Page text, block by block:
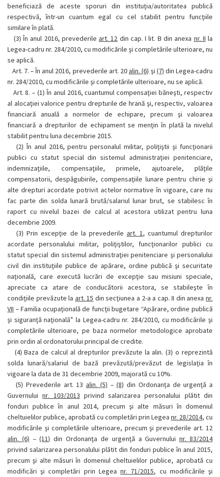
beneficiază de aceste sporuri din instituţia/autoritatea publică
respectivă, într-un cuantum egal cu cel stabilit pentru funcţiile
similare în plată.
(3) În anul 2016, prevederileart. 12 din cap. I lit. B din anexa nr. II la
Legea-cadru nr. 284/2010, cu modificările şi completările ulterioare, nu
se aplică.
Art. 7. –În anul 2016, prevederile art. 20alin. (6) şi (7) din Legea-cadru
nr. 284/2010, cu modificările şi completările ulterioare, nu se aplică.
Art. 8. – (1) În anul 2016, cuantumul compensaţiei băneşti, respectiv
al alocaţiei valorice pentru drepturile de hrană şi, respectiv, valoarea
financiară anuală a normelor de echipare, precum şi valoarea
financiară a drepturilor de echipament se menţin în plată la nivelul
stabilit pentru luna decembrie 2015.
(2) În anul 2016, pentru personalul militar, poliţiştii şi funcţionarii
publici cu statut special din sistemul administraţiei penitenciare,
indemnizaţiile, compensaţiile, primele, ajutoarele, plăţile
compensatorii, despăgubirile, compensaţiile lunare pentru chirie şi
alte drepturi acordate potrivit actelor normative în vigoare, care nu
fac parte din solda lunară brută/salariul lunar brut, se stabilesc în
raport cu nivelul bazei de calcul al acestora utilizat pentru luna
decembrie 2009.
(3) Prin excepţie de la prevederile art. 1, cuantumul drepturilor
acordate personalului militar, poliţiştilor, funcţionarilor publici cu
statut special din sistemul administraţiei penitenciare şi personalului
civil din instituţiile publice de apărare, ordine publică şi securitate
naţională, care execută lucrări de excepţie sau misiuni speciale,
apreciate ca atare de conducătorii acestora, se stabileşte în
condiţiile prevăzute la art. 15 din secţiunea a 2-a a cap. II din anexanr.
VII – Familia ocupaţională de funcţii bugetare “Apărare, ordine publică
şi siguranţă naţională” la Legea-cadru nr. 284/2010, cu modificările şi
completările ulterioare, pe baza normelor metodologice aprobate
prin ordin al ordonatorului principal de credite.
(4) Baza de calcul al drepturilor prevăzute la alin. (3) o reprezintă
solda lunară/salariul de bază prevăzută/prevăzut de legislaţia în
vigoare la data de 31 decembrie 2009, majorată cu 10%.
(5) Prevederile art. 13alin. (5) –(8) din Ordonanţa de urgenţă a
Guvernuluinr. 103/2013 privind salarizarea personalului plătit din
fonduri publice în anul 2014, precum şi alte măsuri în domeniul
cheltuielilor publice, aprobată cu completări prin Legea nr. 28/2014, cu
modificările şi completările ulterioare, precum şi prevederile art. 12
alin. (6) –(11) din Ordonanţa de urgenţă a Guvernuluinr. 83/2014
privind salarizarea personalului plătit din fonduri publice în anul 2015,
precum şi alte măsuri în domeniul cheltuielilor publice, aprobată cu
modificări şi completări prin Legeanr. 71/2015, cu modificările şi